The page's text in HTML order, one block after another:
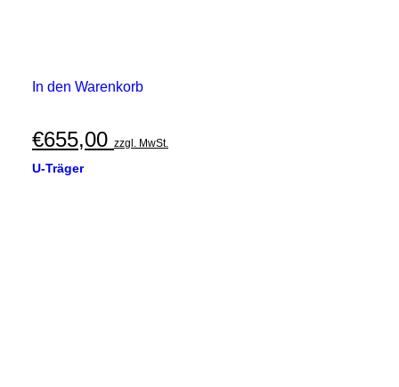
In den Warenkorb
€655,00 zzgl. MwSt.
U-Träger